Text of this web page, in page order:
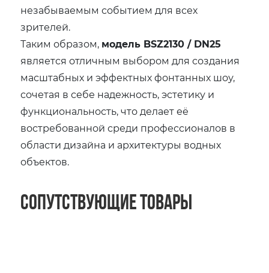
незабываемым событием для всех
зрителей.
Таким образом, модель BSZ2130 / DN25
является отличным выбором для создания
масштабных и эффектных фонтанных шоу,
сочетая в себе надежность, эстетику и
функциональность, что делает её
востребованной среди профессионалов в
области дизайна и архитектуры водных
объектов.
Сопутствующие товары